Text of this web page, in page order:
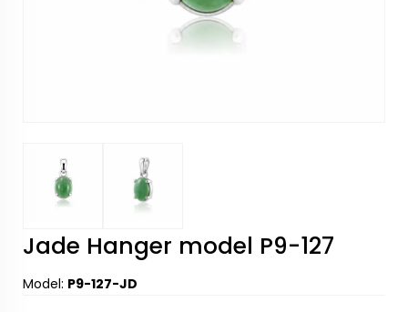
Jade Hanger model P9-127
Model: P9-127-JD